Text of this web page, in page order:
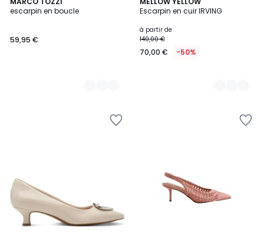
escarpin en boucle
59,95 €
2
Couleurs
Escarpin en cuir IRVING
à partir de
140,00 €
70,00 € -50%
6
Couleurs